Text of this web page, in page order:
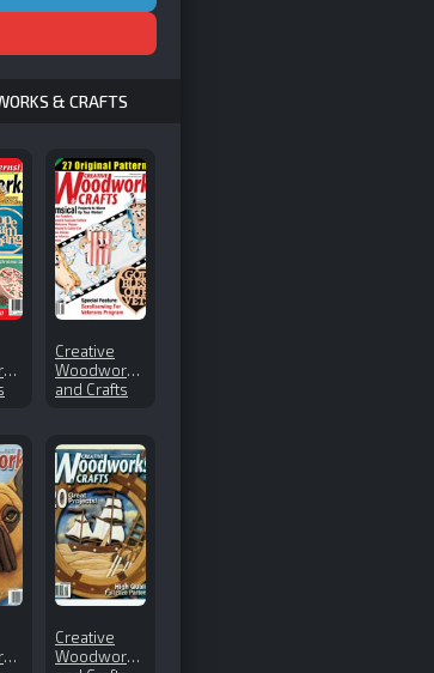
& CRAFTS
Creative
Woodworks
and Crafts
Creative
Woodworks